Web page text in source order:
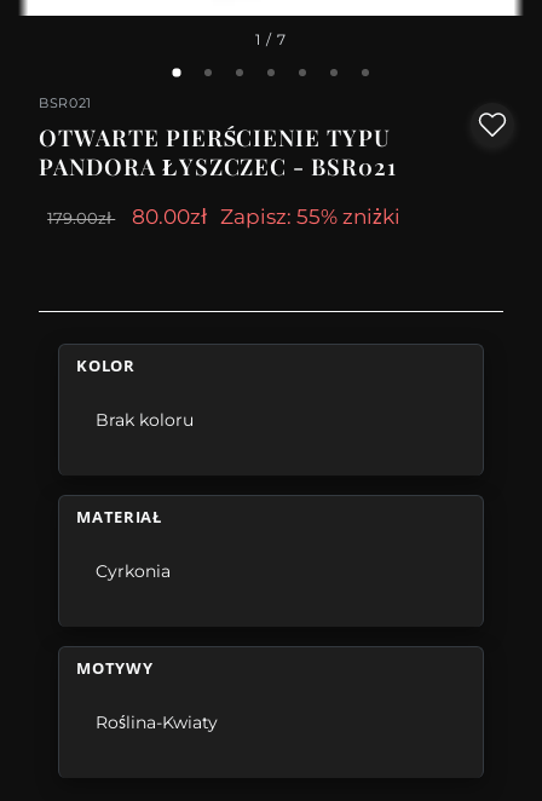
1 / 7
BSR021
OTWARTE PIERŚCIENIE TYPU
PANDORA ŁYSZCZEC - BSR021
179.00zł 80.00zł Zapisz: 55% zniżki
KOLOR
Brak koloru
MATERIAŁ
Cyrkonia
MOTYWY
Roślina-Kwiaty